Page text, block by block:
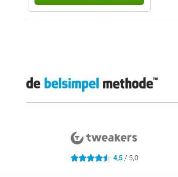
4.5 sterren 4,5/ 5,0